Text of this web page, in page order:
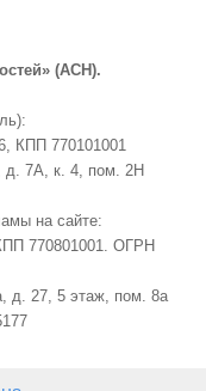
(АСН).
КПП 770101001
д. 7А, к. 4, пом. 2Н
на сайте:
770801001. ОГРН
д. 27, 5 этаж, пом. 8а